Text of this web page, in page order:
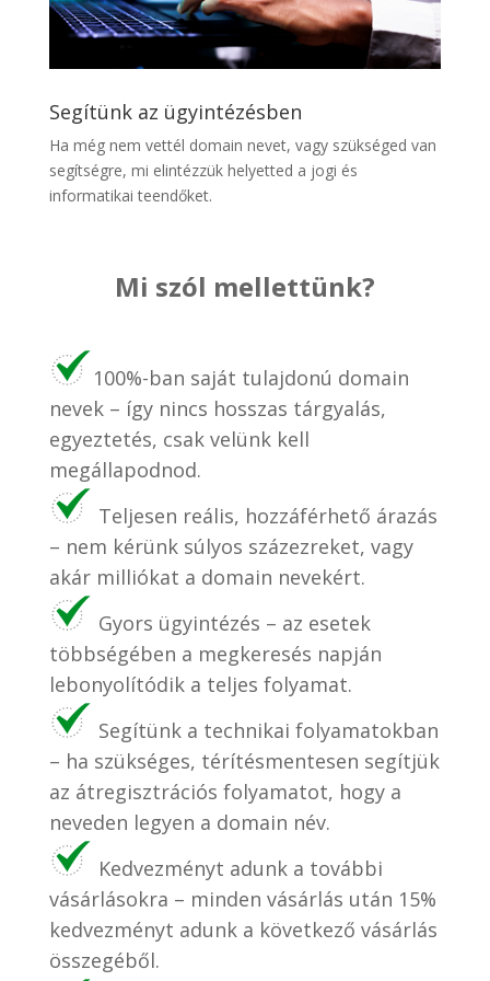
Segítünk az ügyintézésben
Ha még nem vettél domain nevet, vagy szükséged van
segítségre, mi elintézzük helyetted a jogi és
informatikai teendőket.
Mi szól mellettünk?
100%-ban saját tulajdonú domain
nevek – így nincs hosszas tárgyalás,
egyeztetés, csak velünk kell
megállapodnod.
Teljesen reális, hozzáférhető árazás
– nem kérünk súlyos százezreket, vagy
akár milliókat a domain nevekért.
Gyors ügyintézés – az esetek
többségében a megkeresés napján
lebonyolítódik a teljes folyamat.
Segítünk a technikai folyamatokban
– ha szükséges, térítésmentesen segítjük
az átregisztrációs folyamatot, hogy a
neveden legyen a domain név.
Kedvezményt adunk a további
vásárlásokra – minden vásárlás után 15%
kedvezményt adunk a következő vásárlás
összegéből.